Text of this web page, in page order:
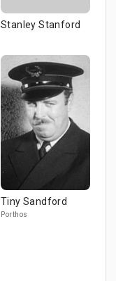
Stanley Stanford
Tiny Sandford
Porthos